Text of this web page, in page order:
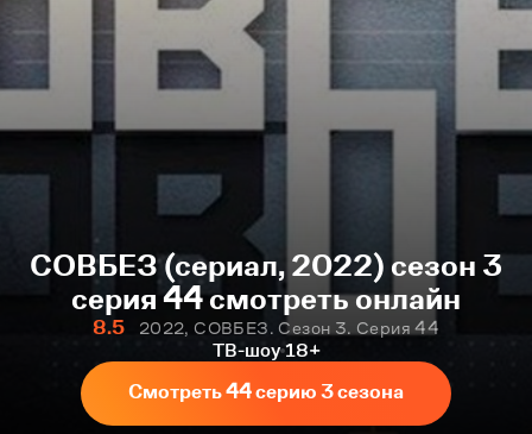
СОВБЕЗ (сериал, 2022) сезон 3
серия 44 смотреть онлайн
8.5
2022, СОВБЕЗ. Сезон 3. Серия 44
ТВ-шоу 18+
Смотреть 44 серию 3 сезона